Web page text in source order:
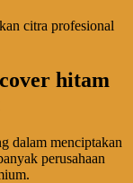
citra profesional
hitam
dalam menciptakan
perusahaan